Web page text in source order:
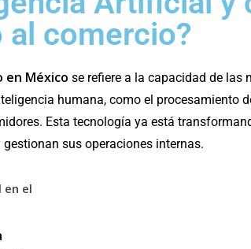
comercio?
en México se refiere a la capacidad de las
humana, como el procesamiento
Esta tecnología ya está
sus operaciones internas.
en el